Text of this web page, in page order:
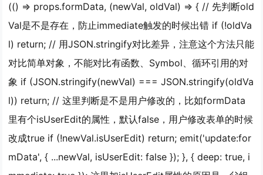
(() => props.formData, (newVal, oldVal) => { // 先判断old
Val是不是存在，防止immediate触发的时候出错 if (!oldVa
l) return; // 用JSON.stringify对比差异，注意这个方法只能
对比简单对象，不能对比有函数、Symbol、循环引用的对
象 if (JSON.stringify(newVal) === JSON.stringify(oldVa
l)) return; // 这里判断是不是用户修改的，比如formData
里有个isUserEdit的属性，默认false，用户修改表单的时候
改成true if (!newVal.isUserEdit) return; emit('update:for
mData', { ...newVal, isUserEdit: false }); }, { deep: true, i